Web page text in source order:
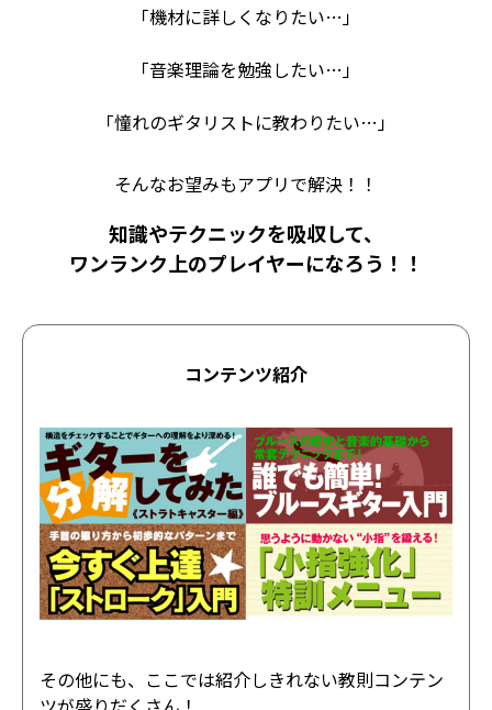
「機材に詳しくなりたい…」
「音楽理論を勉強したい…」
「憧れのギタリストに教わりたい…」
そんなお望みもアプリで解決！！
知識やテクニックを吸収して、
ワンランク上のプレイヤーになろう！！
コンテンツ紹介
その他にも、ここでは紹介しきれない教則コンテン